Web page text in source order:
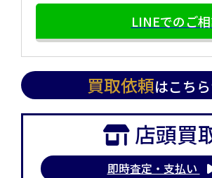
LINEでのご
買取依頼はこち
店頭買
即時査定・支払い